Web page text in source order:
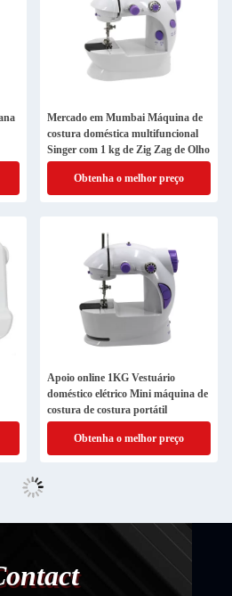
Mercado em Mumbai Máquina de
costura doméstica multifuncional
Singer com 1 kg de Zig Zag de Olho
Obtenha o melhor preço
Apoio online 1KG Vestuário
doméstico elétrico Mini máquina de
costura de costura portátil
Obtenha o melhor preço